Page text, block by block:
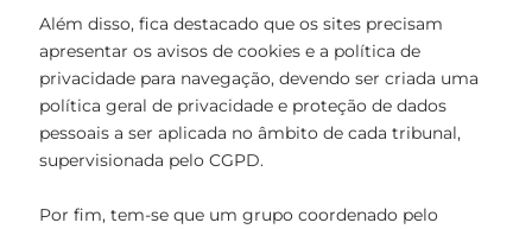
Além disso, fica destacado que os sites precisam
apresentar os avisos de cookies e a política de
privacidade para navegação, devendo ser criada uma
política geral de privacidade e proteção de dados
pessoais a ser aplicada no âmbito de cada tribunal,
supervisionada pelo CGPD.
Por fim, tem-se que um grupo coordenado pelo